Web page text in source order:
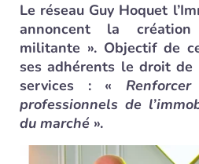
Le réseau Guy Hoquet
annoncent la
militante ». Objectif de
ses adhérents le droit de
services : «
professionnels de
du marché ».